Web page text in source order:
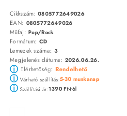
Cikkszám: 0805772649026
EAN: 0805772649026
Műfaj:Pop/Rock
Formátum: CD
Lemezek száma: 3
Megjelenés dátuma: 2026.06.26.
ⓘElérhetőség: Rendelhető
ⓘVárható szállítás:5-30 munkanap
ⓘSzállítási ár:1390 Ft-tól